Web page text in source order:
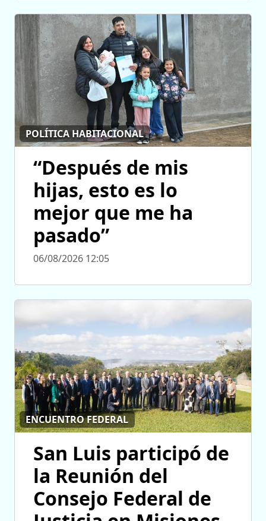
POLÍTICA HABITACIONAL
“Después de mis
hijas, esto es lo
mejor que me ha
pasado”
06/08/2026 12:05
ENCUENTRO FEDERAL
San Luis participó de
la Reunión del
Consejo Federal de